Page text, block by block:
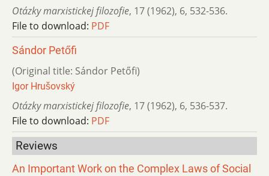
Otázky marxistickej filozofie, 17 (1962), 6, 532-536.
File to download: PDF
Sándor Petőfi
(Original title: Sándor Petőfi)
Igor Hrušovský
Otázky marxistickej filozofie, 17 (1962), 6, 536-537.
File to download: PDF
Reviews
An Important Work on the Complex Laws of Social